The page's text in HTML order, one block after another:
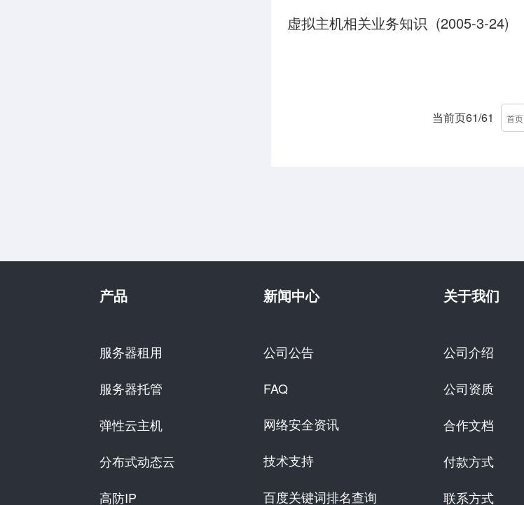
虚拟主机相关业务知识 (2005-3-24)
当前页61/61 首页
产品
服务器租用
服务器托管
弹性云主机
分布式动态云
高防IP
新闻中心
公司公告
FAQ
网络安全资讯
技术支持
百度关键词排名查询
关于我们
公司介绍
公司资质
合作文档
付款方式
联系方式